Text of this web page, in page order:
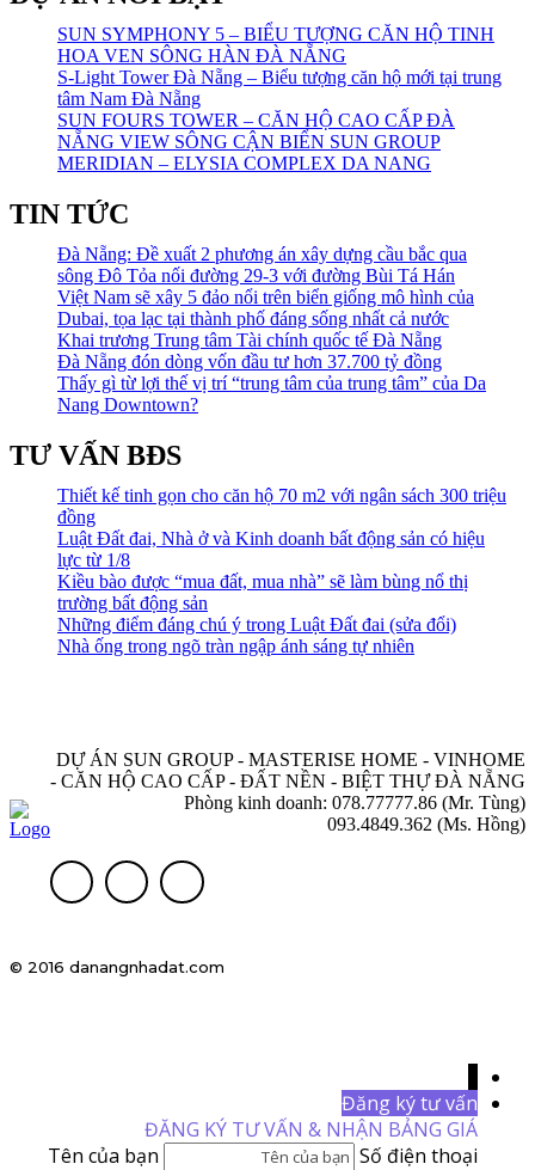
SUN SYMPHONY 5 – BIỂU TƯỢNG CĂN HỘ TINH
HOA VEN SÔNG HÀN ĐÀ NẴNG
S-Light Tower Đà Nẵng – Biểu tượng căn hộ mới tại trung
tâm Nam Đà Nẵng
SUN FOURS TOWER – CĂN HỘ CAO CẤP ĐÀ
NẴNG VIEW SÔNG CẬN BIỂN SUN GROUP
MERIDIAN – ELYSIA COMPLEX DA NANG
TIN TỨC
Đà Nẵng: Đề xuất 2 phương án xây dựng cầu bắc qua
sông Đô Tỏa nối đường 29-3 với đường Bùi Tá Hán
Việt Nam sẽ xây 5 đảo nổi trên biển giống mô hình của
Dubai, tọa lạc tại thành phố đáng sống nhất cả nước
Khai trương Trung tâm Tài chính quốc tế Đà Nẵng
Đà Nẵng đón dòng vốn đầu tư hơn 37.700 tỷ đồng
Thấy gì từ lợi thế vị trí “trung tâm của trung tâm” của Da
Nang Downtown?
TƯ VẤN BĐS
Thiết kế tinh gọn cho căn hộ 70 m2 với ngân sách 300 triệu
đồng
Luật Đất đai, Nhà ở và Kinh doanh bất động sản có hiệu
lực từ 1/8
Kiều bào được “mua đất, mua nhà” sẽ làm bùng nổ thị
trường bất động sản
Những điểm đáng chú ý trong Luật Đất đai (sửa đổi)
Nhà ống trong ngõ tràn ngập ánh sáng tự nhiên
DỰ ÁN SUN GROUP - MASTERISE HOME - VINHOME
- CĂN HỘ CAO CẤP - ĐẤT NỀN - BIỆT THỰ ĐÀ NẴNG
Phòng kinh doanh: 078.77777.86 (Mr. Tùng)
093.4849.362 (Ms. Hồng)
© 2016 danangnhadat.com
Đăng ký tư vấn
ĐĂNG KÝ TƯ VẤN & NHẬN BẢNG GIÁ
Tên của bạn
Số điện thoại